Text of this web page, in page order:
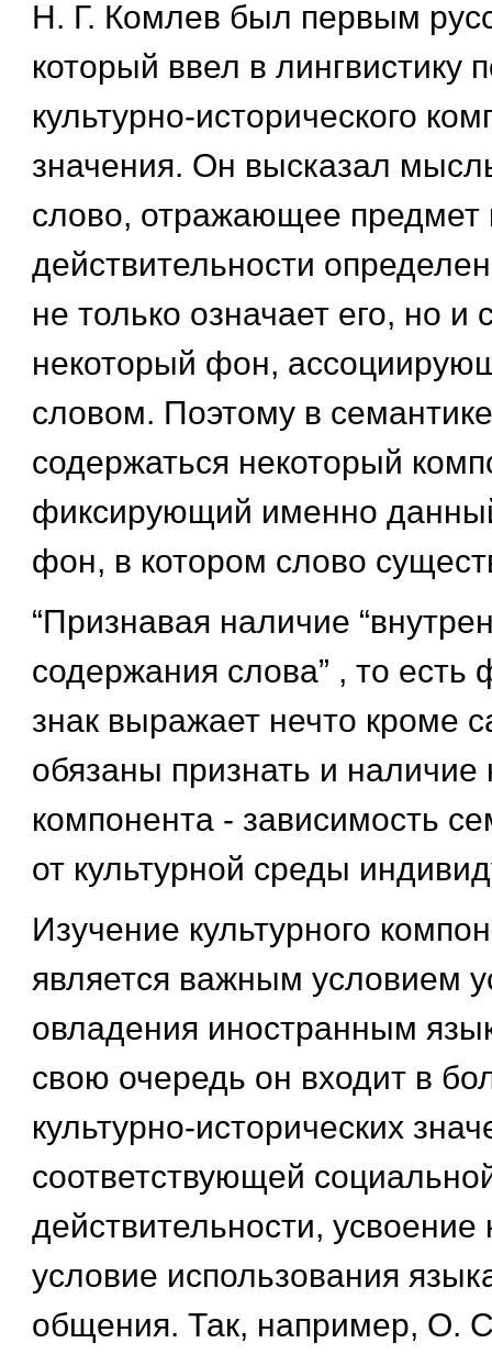
Н. Г. Комлев был первым
который ввел в лингвистику
культурно-исторического
значения. Он высказал
слово, отражающее предмет
действительности
не только означает его, но и
некоторый фон,
словом. Поэтому в
содержаться некоторый
фиксирующий именно
фон, в котором слово
“Признавая наличие
содержания слова” , то есть
знак выражает нечто кроме
обязаны признать и наличие
компонента - зависимость
от культурной среды
Изучение культурного
является важным условием
овладения иностранным
свою очередь он входит в
культурно-исторических
соответствующей
действительности,
условие использования
общения. Так, например, О.